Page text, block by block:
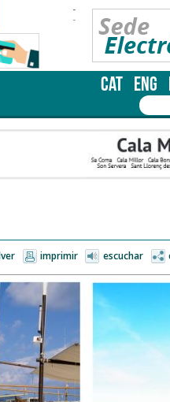
-
-
CAT ENG
imprimir escuchar